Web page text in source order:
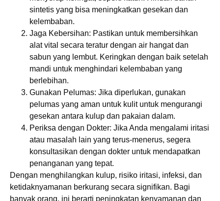
sintetis yang bisa meningkatkan gesekan dan
kelembaban.
Jaga Kebersihan: Pastikan untuk membersihkan
alat vital secara teratur dengan air hangat dan
sabun yang lembut. Keringkan dengan baik setelah
mandi untuk menghindari kelembaban yang
berlebihan.
Gunakan Pelumas: Jika diperlukan, gunakan
pelumas yang aman untuk kulit untuk mengurangi
gesekan antara kulup dan pakaian dalam.
Periksa dengan Dokter: Jika Anda mengalami iritasi
atau masalah lain yang terus-menerus, segera
konsultasikan dengan dokter untuk mendapatkan
penanganan yang tepat.
Dengan menghilangkan kulup, risiko iritasi, infeksi, dan
ketidaknyamanan berkurang secara signifikan. Bagi
banyak orang, ini berarti peningkatan kenyamanan dan